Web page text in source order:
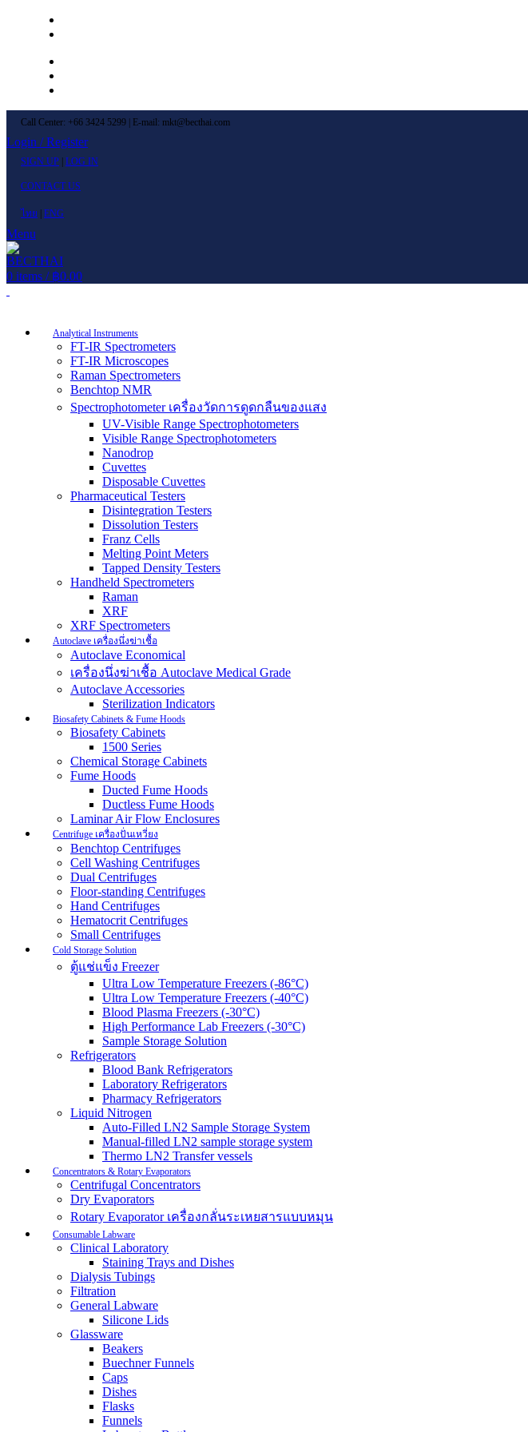
Call Center: +66 3424 5299 | E-mail: mkt@becthai.com
Login / Register
SIGN UP LOG IN
CONTACT US
ไทย ENG
Menu
0 items / ฿0.00
Analytical Instruments
FT-IR Spectrometers
FT-IR Microscopes
Raman Spectrometers
Benchtop NMR
Spectrophotometer เครื่องวัดการดูดกลืนของแสง
UV-Visible Range Spectrophotometers
Visible Range Spectrophotometers
Nanodrop
Cuvettes
Disposable Cuvettes
Pharmaceutical Testers
Disintegration Testers
Dissolution Testers
Franz Cells
Melting Point Meters
Tapped Density Testers
Handheld Spectrometers
Raman
XRF
XRF Spectrometers
Autoclave เครื่องนึ่งฆ่าเชื้อ
Autoclave Economical
เครื่องนึ่งฆ่าเชื้อ Autoclave Medical Grade
Autoclave Accessories
Sterilization Indicators
Biosafety Cabinets & Fume Hoods
Biosafety Cabinets
1500 Series
Chemical Storage Cabinets
Fume Hoods
Ducted Fume Hoods
Ductless Fume Hoods
Laminar Air Flow Enclosures
Centrifuge เครื่องปั่นเหวี่ยง
Benchtop Centrifuges
Cell Washing Centrifuges
Dual Centrifuges
Floor-standing Centrifuges
Hand Centrifuges
Hematocrit Centrifuges
Small Centrifuges
Cold Storage Solution
ตู้แช่แข็ง Freezer
Ultra Low Temperature Freezers (-86°C)
Ultra Low Temperature Freezers (-40°C)
Blood Plasma Freezers (-30°C)
High Performance Lab Freezers (-30°C)
Sample Storage Solution
Refrigerators
Blood Bank Refrigerators
Laboratory Refrigerators
Pharmacy Refrigerators
Liquid Nitrogen
Auto-Filled LN2 Sample Storage System
Manual-filled LN2 sample storage system
Thermo LN2 Transfer vessels
Concentrators & Rotary Evaporators
Centrifugal Concentrators
Dry Evaporators
Rotary Evaporator เครื่องกลั่นระเหยสารแบบหมุน
Consumable Labware
Clinical Laboratory
Staining Trays and Dishes
Dialysis Tubings
Filtration
General Labware
Silicone Lids
Glassware
Beakers
Buechner Funnels
Caps
Dishes
Flasks
Funnels